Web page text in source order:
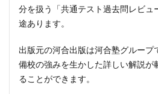
分を扱う「共通テスト過去問レビュ
途あります。
出版元の河合出版は河合塾グループ
備校の強みを生かした詳しい解説が
ることができます。